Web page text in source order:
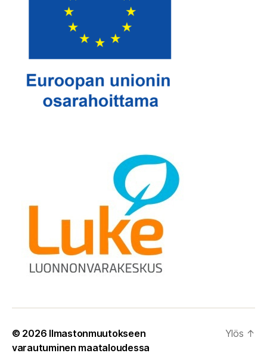
© 2026 Ilmastonmuutokseen
varautuminen maataloudessa
Ylös ↑